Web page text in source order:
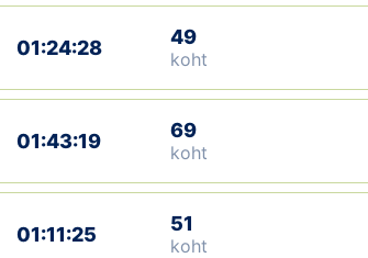
01:24:28 49
koht
01:43:19 69
koht
01:11:25 51
koht